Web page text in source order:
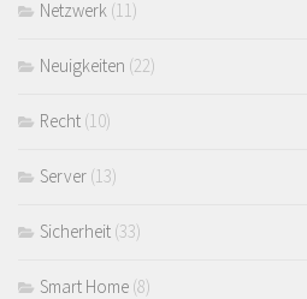
Netzwerk (11)
Neuigkeiten (22)
Recht (10)
Server (13)
Sicherheit (33)
Smart Home (8)